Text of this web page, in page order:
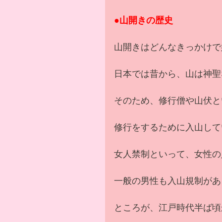
●山開きの歴史
山開きはどんなきっかけ
日本では昔から、山は神
そのため、修行僧や山伏
修行をするために入山し
女人禁制といって、女性
一般の男性も入山規制が
ところが、江戸時代半ば